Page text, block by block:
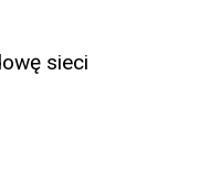
sieci